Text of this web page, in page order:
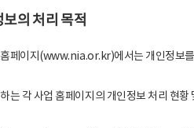
의 처리 목적
페이지(www.nia.or.kr)에서는 개인정보
는 각 사업 홈페이지의 개인정보 처리 현